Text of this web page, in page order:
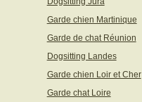
Garde chien Martinique
Garde de chat Réunion
Dogsitting Landes
Garde chien Loir et Cher
Garde chat Loire